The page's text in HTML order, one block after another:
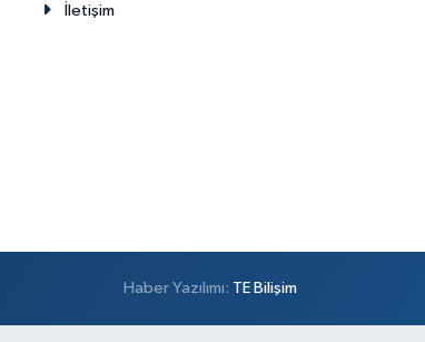
İletişim
Haber Yazılımı: TE Bilişim